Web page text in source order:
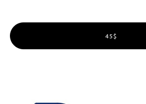
45$